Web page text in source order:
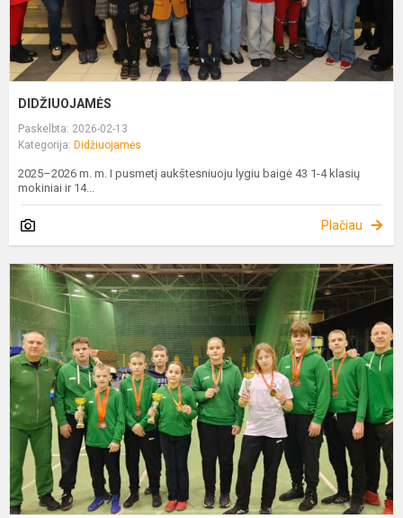
DIDŽIUOJAMĖS
Paskelbta: 2026-02-13
Kategorija: Didžiuojamės
2025–2026 m. m. I pusmetį aukštesniuoju lygiu baigė 43 1-4 klasių
mokiniai ir 14...
Plačiau